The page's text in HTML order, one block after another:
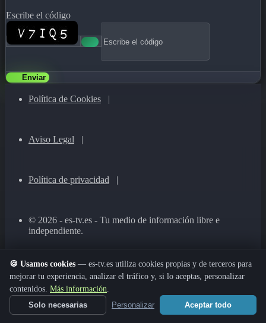
Escribe el código
Enviar
Política de Cookies |
Aviso Legal |
Política de privacidad |
© 2026 - es-tv.es - Tu medio de información libre e
independiente.
🍪 Usamos cookies — es-tv.es utiliza cookies propias y de terceros para
mejorar tu experiencia, analizar el tráfico y, si lo aceptas, personalizar
contenidos. Más información
Solo necesarias Personalizar Aceptar todo